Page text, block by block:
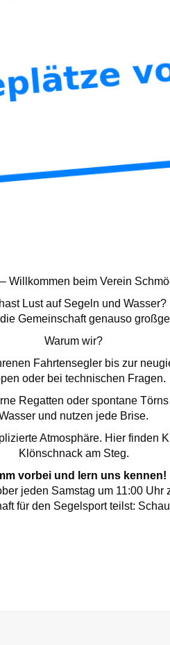
Willkommen beim Verein
Lust auf Segeln und Wasser?
Gemeinschaft genauso
Warum wir?
Fahrtensegler bis zur
oder bei technischen Fragen.
Regatten oder spontane
und nutzen jede Brise.
Atmosphäre. Hier finden
Klönschnack am Steg.
vorbei und lern uns kennen!
jeden Samstag um 11:00 Uhr
für den Segelsport teilst: